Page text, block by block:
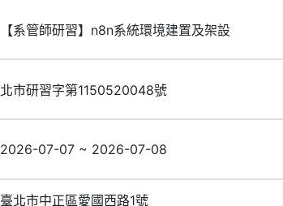
【系管師研習】n8n系統環境建置及架設
北市研習字第1150520048號
2026-07-07 ~ 2026-07-08
臺北市中正區愛國西路1號